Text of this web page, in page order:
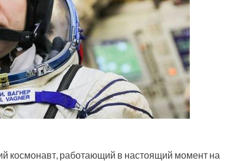
космонавт, работающий в настоящий момент на